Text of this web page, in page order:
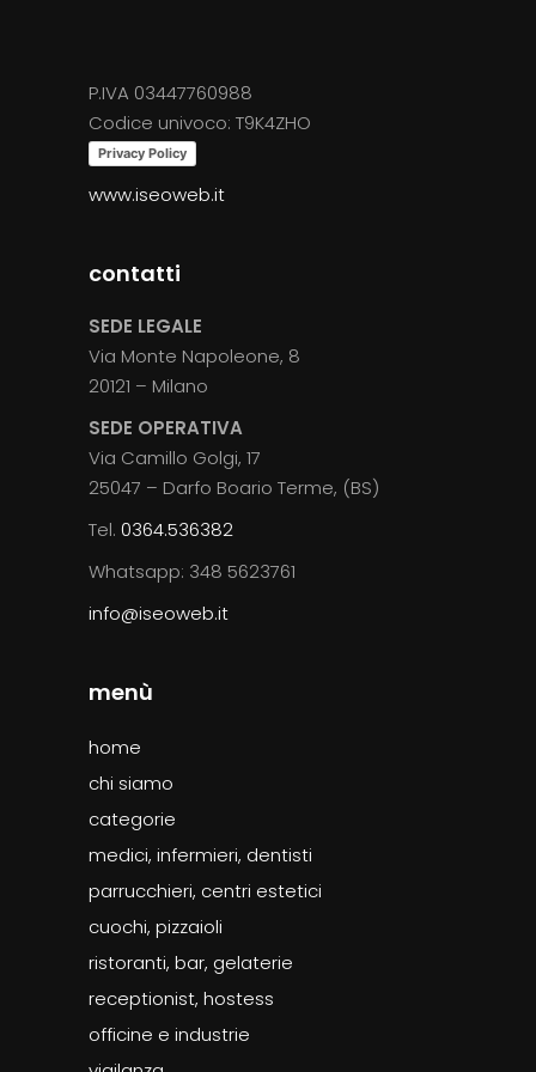
P.IVA 03447760988
Codice univoco: T9K4ZHO
Privacy Policy
www.iseoweb.it
contatti
SEDE LEGALE
Via Monte Napoleone, 8
20121 – Milano
SEDE OPERATIVA
Via Camillo Golgi, 17
25047 – Darfo Boario Terme, (BS)
Tel. 0364.536382
Whatsapp: 348 5623761
info@iseoweb.it
menù
home
chi siamo
categorie
medici, infermieri, dentisti
parrucchieri, centri estetici
cuochi, pizzaioli
ristoranti, bar, gelaterie
receptionist, hostess
officine e industrie